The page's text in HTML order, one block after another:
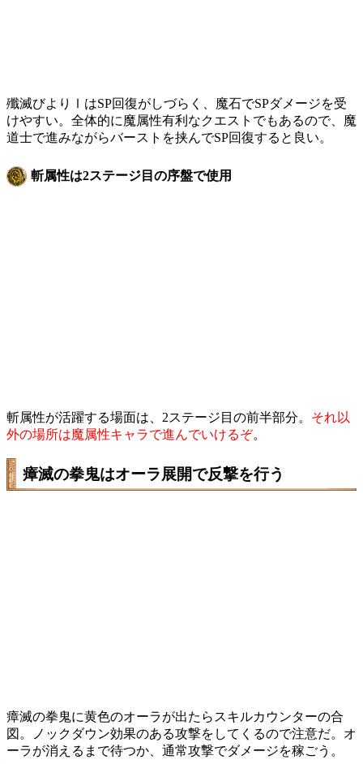
殲滅びよりⅠはSP回復がしづらく、魔石でSPダメージを受
けやすい。全体的に魔属性有利なクエストでもあるので、魔
道士で進みながらバーストを挟んでSP回復すると良い。
斬属性は2ステージ目の序盤で使用
斬属性が活躍する場面は、2ステージ目の前半部分。 それ以
外の場所は魔属性キャラで進んでいけるぞ。
瘴滅の拳鬼はオーラ展開で反撃を行う
瘴滅の拳鬼に黄色のオーラが出たらスキルカウンターの合
図。ノックダウン効果のある攻撃をしてくるので注意だ。オ
ーラが消えるまで待つか、通常攻撃でダメージを稼ごう。